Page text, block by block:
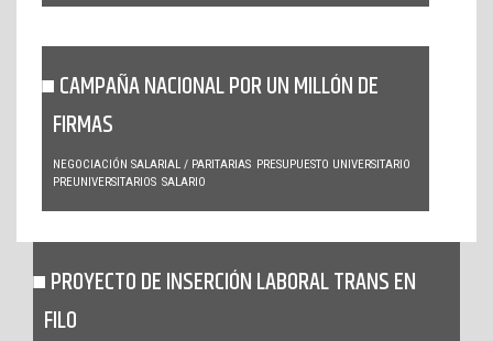
CAMPAÑA NACIONAL POR UN MILLÓN DE
FIRMAS
NEGOCIACIÓN SALARIAL / PARITARIAS PRESUPUESTO UNIVERSITARIO
PREUNIVERSITARIOS SALARIO
PROYECTO DE INSERCIÓN LABORAL TRANS EN
FILO